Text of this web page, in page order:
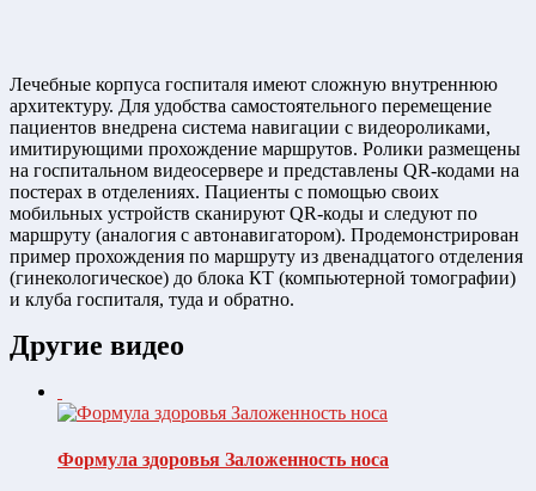
Лечебные корпуса госпиталя имеют сложную внутреннюю
архитектуру. Для удобства самостоятельного перемещение
пациентов внедрена система навигации с видеороликами,
имитирующими прохождение маршрутов. Ролики размещены
на госпитальном видеосервере и представлены QR-кодами на
постерах в отделениях. Пациенты с помощью своих
мобильных устройств сканируют QR-коды и следуют по
маршруту (аналогия с автонавигатором). Продемонстрирован
пример прохождения по маршруту из двенадцатого отделения
(гинекологическое) до блока КТ (компьютерной томографии)
и клуба госпиталя, туда и обратно.
Другие видео
Формула здоровья Заложенность носа